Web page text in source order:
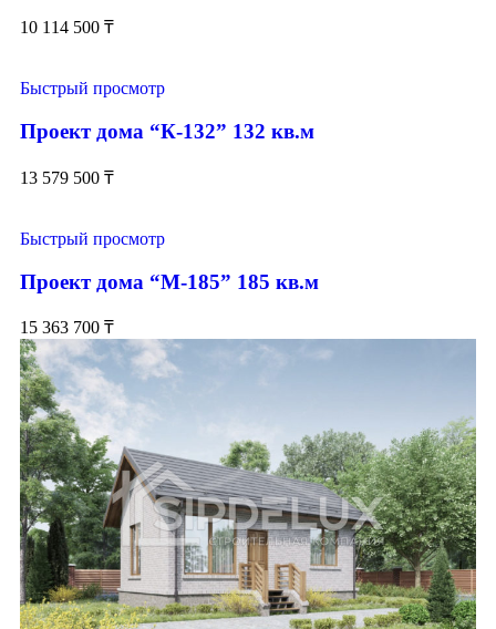
10 114 500 ₸
Быстрый просмотр
Проект дома “К-132” 132 кв.м
13 579 500 ₸
Быстрый просмотр
Проект дома “М-185” 185 кв.м
15 363 700 ₸